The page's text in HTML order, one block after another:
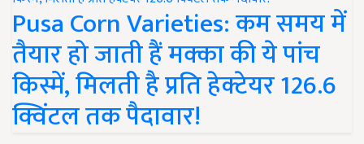
Pusa Corn Varieties: कम समय में
तैयार हो जाती हैं मक्का की ये पांच
किस्में, मिलती है प्रति हेक्टेयर 126.6
क्विंटल तक पैदावार!